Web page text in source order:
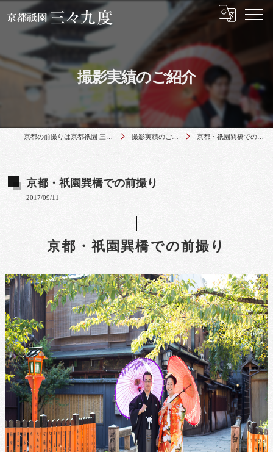
撮影実績のご紹介
撮影実績のご紹介 京都・祇園巽橋での前撮り
京都・祇園巽橋での前撮り
2017/09/11
京都・祇園巽橋での前撮り